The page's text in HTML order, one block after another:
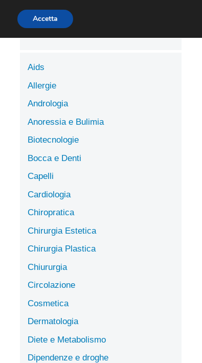
SCIENZE DELL’ALIMENTAZIONE
Aids
Allergie
Andrologia
Anoressia e Bulimia
Biotecnologie
Bocca e Denti
Capelli
Cardiologia
Chiropratica
Chirurgia Estetica
Chirurgia Plastica
Chiururgia
Circolazione
Cosmetica
Dermatologia
Diete e Metabolismo
Dipendenze e droghe
Accetta